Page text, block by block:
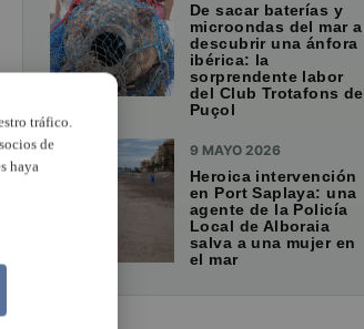
De sacar baterías y
microondas del mar a
descubrir una ánfora
ibérica: la
sorprendente labor
del Club Trotafons de
Puçol
9 MAYO 2026
Heroica intervención
en Port Saplaya: una
agente de la Policía
Local de Alboraia
salva a una mujer en
el mar
tráfico.
de
haya